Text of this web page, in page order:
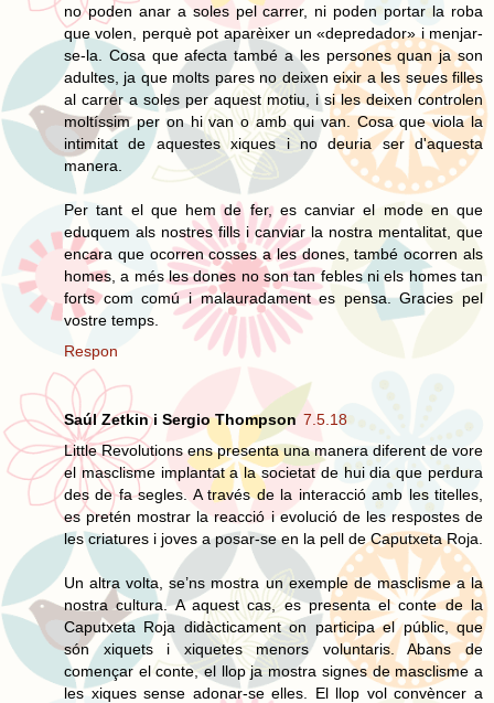
no poden anar a soles pel carrer, ni poden portar la roba
que volen, perquè pot aparèixer un «depredador» i menjar-
se-la. Cosa que afecta també a les persones quan ja son
adultes, ja que molts pares no deixen eixir a les seues filles
al carrer a soles per aquest motiu, i si les deixen controlen
moltíssim per on hi van o amb qui van. Cosa que viola la
intimitat de aquestes xiques i no deuria ser d'aquesta
manera.
Per tant el que hem de fer, es canviar el mode en que
eduquem als nostres fills i canviar la nostra mentalitat, que
encara que ocorren cosses a les dones, també ocorren als
homes, a més les dones no son tan febles ni els homes tan
forts com comú i malauradament es pensa. Gracies pel
vostre temps.
Respon
Saúl Zetkin i Sergio Thompson 7.5.18
Little Revolutions ens presenta una manera diferent de vore
el masclisme implantat a la societat de hui dia que perdura
des de fa segles. A través de la interacció amb les titelles,
es pretén mostrar la reacció i evolució de les respostes de
les criatures i joves a posar-se en la pell de Caputxeta Roja.
Un altra volta, se’ns mostra un exemple de masclisme a la
nostra cultura. A aquest cas, es presenta el conte de la
Caputxeta Roja didàcticament on participa el públic, que
són xiquets i xiquetes menors voluntaris. Abans de
començar el conte, el llop ja mostra signes de masclisme a
les xiques sense adonar-se elles. El llop vol convèncer a